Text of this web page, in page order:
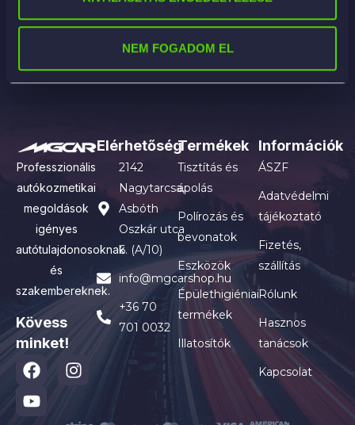
NEM FOGADOM EL
4 590Ft
KOSÁRBA
Professzionális
autókozmetikai
megoldások
igényes
autótulajdonosoknak
és
szakembereknek.
Kövess
minket!
Elérhetőség
2142
Nagytarcsa,
Asbóth
Oszkár utca
6. (A/10)
info@mgcarshop.hu
+36 70
701 0032
Termékek
Tisztítás és
ápolás
Polírozás és
bevonatok
Eszközök
Épülethigiéniai
termékek
Illatosítók
Információk
ÁSZF
Adatvédelmi
tájékoztató
Fizetés,
szállítás
Rólunk
Hasznos
tanácsok
Kapcsolat